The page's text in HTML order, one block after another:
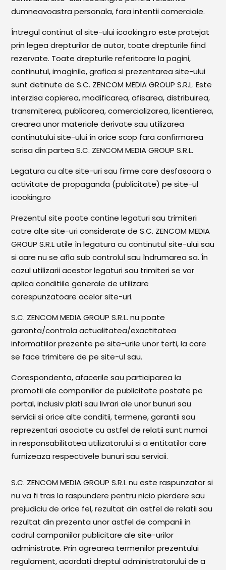
dumneavoastra personala, fara intentii comerciale.
Întregul continut al site-ului icooking.ro este protejat
prin legea drepturilor de autor, toate drepturile fiind
rezervate. Toate drepturile referitoare la pagini,
continutul, imaginile, grafica si prezentarea site-ului
sunt detinute de S.C. ZENCOM MEDIA GROUP S.R.L. Este
interzisa copierea, modificarea, afisarea, distribuirea,
transmiterea, publicarea, comercializarea, licentierea,
crearea unor materiale derivate sau utilizarea
continutului site-ului în orice scop fara confirmarea
scrisa din partea S.C. ZENCOM MEDIA GROUP S.R.L.
Legatura cu alte site-uri sau firme care desfasoara o
activitate de propaganda (publicitate) pe site-ul
icooking.ro
Prezentul site poate contine legaturi sau trimiteri
catre alte site-uri considerate de S.C. ZENCOM MEDIA
GROUP S.R.L utile în legatura cu continutul site-ului sau
si care nu se afla sub controlul sau îndrumarea sa. În
cazul utilizarii acestor legaturi sau trimiteri se vor
aplica conditiile generale de utilizare
corespunzatoare acelor site-uri.
S.C. ZENCOM MEDIA GROUP S.R.L. nu poate
garanta/controla actualitatea/exactitatea
informatiilor prezente pe site-urile unor terti, la care
se face trimitere de pe site-ul sau.
Corespondenta, afacerile sau participarea la
promotii ale companiilor de publicitate postate pe
portal, inclusiv plati sau livrari ale unor bunuri sau
servicii si orice alte conditii, termene, garantii sau
reprezentari asociate cu astfel de relatii sunt numai
in responsabilitatea utilizatorului si a entitatilor care
furnizeaza respectivele bunuri sau servicii.
S.C. ZENCOM MEDIA GROUP S.R.L nu este raspunzator si
nu va fi tras la raspundere pentru nicio pierdere sau
prejudiciu de orice fel, rezultat din astfel de relatii sau
rezultat din prezenta unor astfel de companii in
cadrul campaniilor publicitare ale site-urilor
administrate. Prin agrearea termenilor prezentului
regulament, acordati dreptul administratorului de a